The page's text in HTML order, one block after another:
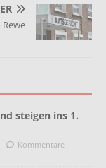
steigen ins 1.
Kommentare